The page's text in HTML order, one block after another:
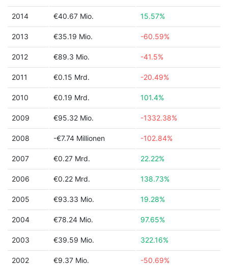
2014 €40.67 Mio. 15.57%
2013 €35.19 Mio. -60.59%
2012 €89.3 Mio. -41.5%
2011 €0.15 Mrd. -20.49%
2010 €0.19 Mrd. 101.4%
2009 €95.32 Mio. -1332.38%
2008 -€7.74 Millionen -102.84%
2007 €0.27 Mrd. 22.22%
2006 €0.22 Mrd. 138.73%
2005 €93.33 Mio. 19.28%
2004 €78.24 Mio. 97.65%
2003 €39.59 Mio. 322.16%
2002 €9.37 Mio. -50.69%